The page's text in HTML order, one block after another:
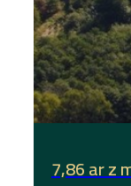
7,86 ar z